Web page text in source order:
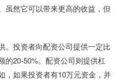
虽然它可以带来更高的收益，但
。投资者向配资公司提供一定比
的20-50%。配资公司则提供杠
，如果投资者有10万元资金，并